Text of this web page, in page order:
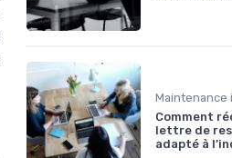
Comment
lettre de
adapté à